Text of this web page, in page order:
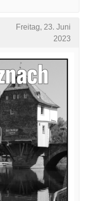
Freitag, 23. Juni
2023